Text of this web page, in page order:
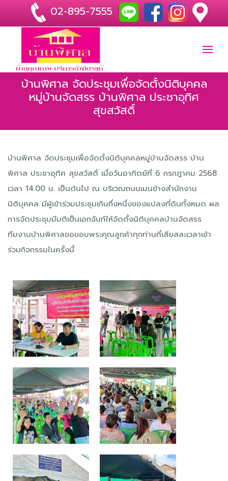
บ้านพิศาล จัดประชุมเพื่อจัดตั้งนิติบุคคล
หมู่บ้านจัดสรร บ้านพิศาล ประชาอุทิศ
สุขสวัสดิ์
บ้านพิศาล จัดประชุมเพื่อจัดตั้งนิติบุคคลหมู่บ้านจัดสรร บ้าน
พิศาล ประชาอุทิศ สุขสวัสดิ์ เมื่อวันอาทิตย์ที่ 6 กรกฎาคม 2568
เวลา 14.00 น. เป็นต้นไป ณ บริเวณถนนเมนข้างสำนักงาน
นิติบุคคล มีผู้เข้าร่วมประชุมเกินกึ่งหนึ่งของแปลงที่ดินทั้งหมด ผล
การจัดประชุมมีมติเป็นเอกฉันท์ให้จัดตั้งนิติบุคคลบ้านจัดสรร
ทีมงานบ้านพิศาลขอขอบพระคุณลูกค้าทุกท่านที่เสียสละเวลาเข้า
ร่วมกิจกรรมในครั้งนี้
02-895-7555